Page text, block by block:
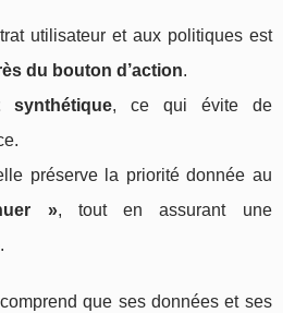
utilisateur et aux politiques est
du bouton d’action.
, ce qui évite de
préserve la priorité donnée au
», tout en assurant une
.
que ses données et ses